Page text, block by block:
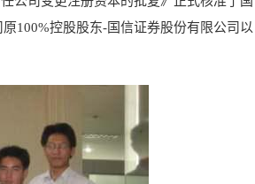
100%控股股东-国信证券股份有限公司以